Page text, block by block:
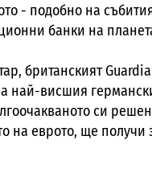
- подобно на
банки на
британският
най-висшия
си
на еврото, ще получи